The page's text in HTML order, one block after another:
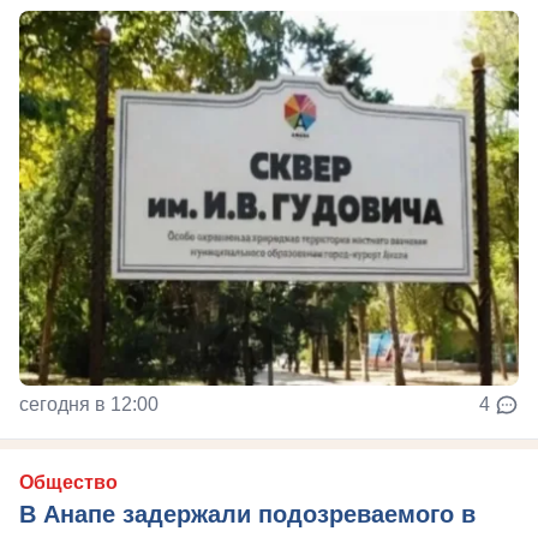
сегодня в 12:00 4
Общество
В Анапе задержали подозреваемого в